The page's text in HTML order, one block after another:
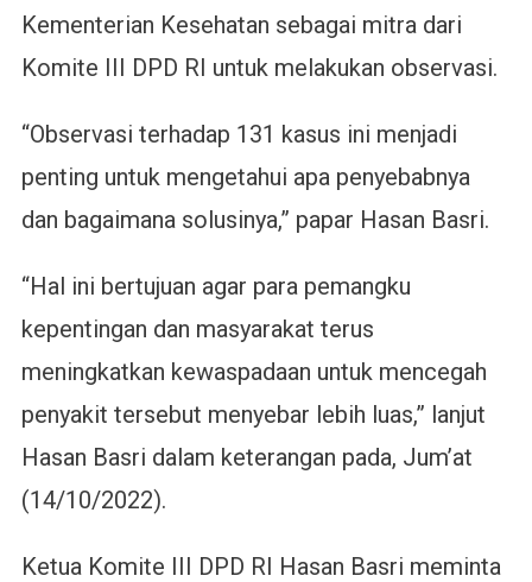
Kementerian Kesehatan sebagai mitra dari
Komite III DPD RI untuk melakukan observasi.
“Observasi terhadap 131 kasus ini menjadi
penting untuk mengetahui apa penyebabnya
dan bagaimana solusinya,” papar Hasan Basri.
“Hal ini bertujuan agar para pemangku
kepentingan dan masyarakat terus
meningkatkan kewaspadaan untuk mencegah
penyakit tersebut menyebar lebih luas,” lanjut
Hasan Basri dalam keterangan pada, Jum’at
(14/10/2022).
Ketua Komite III DPD RI Hasan Basri meminta